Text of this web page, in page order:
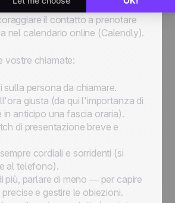
organizzare un incontro
il contatto a prenotare
nel calendario online (Calendly).
vostre chiamate:
persona da chiamare.
giusta (da qui l'importanza di
anticipo una fascia oraria).
di presentazione breve e
cordiali e sorridenti (si
al telefono).
più, parlare di meno — per capire
e gestire le obiezioni.